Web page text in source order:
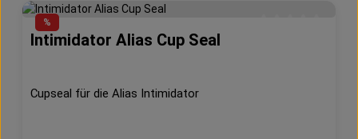
%
Intimidator Alias Cup Seal
Cupseal für die Alias Intimidator